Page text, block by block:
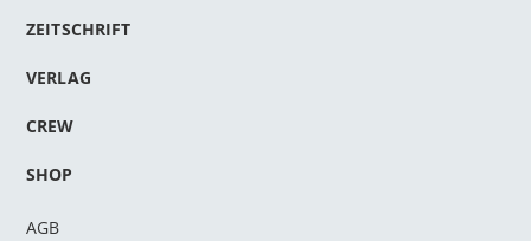
ZEITSCHRIFT
VERLAG
CREW
SHOP
AGB